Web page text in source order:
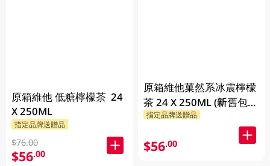
原箱維他 低糖檸檬茶 24
X 250ML
指定品牌送贈品
$76.00
$56.00
原箱維他菓然系冰震檸檬
茶 24 X 250ML (新舊包裝
隨機發貨)
指定品牌送贈品
$56.00